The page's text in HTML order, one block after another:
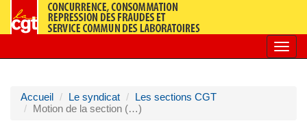
Accueil Le syndicat
Les sections CGT
Motion de la section (…)